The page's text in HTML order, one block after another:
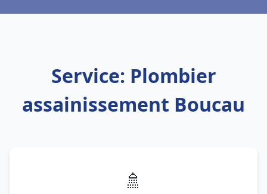
Service: Plombier
assainissement Boucau
🚿